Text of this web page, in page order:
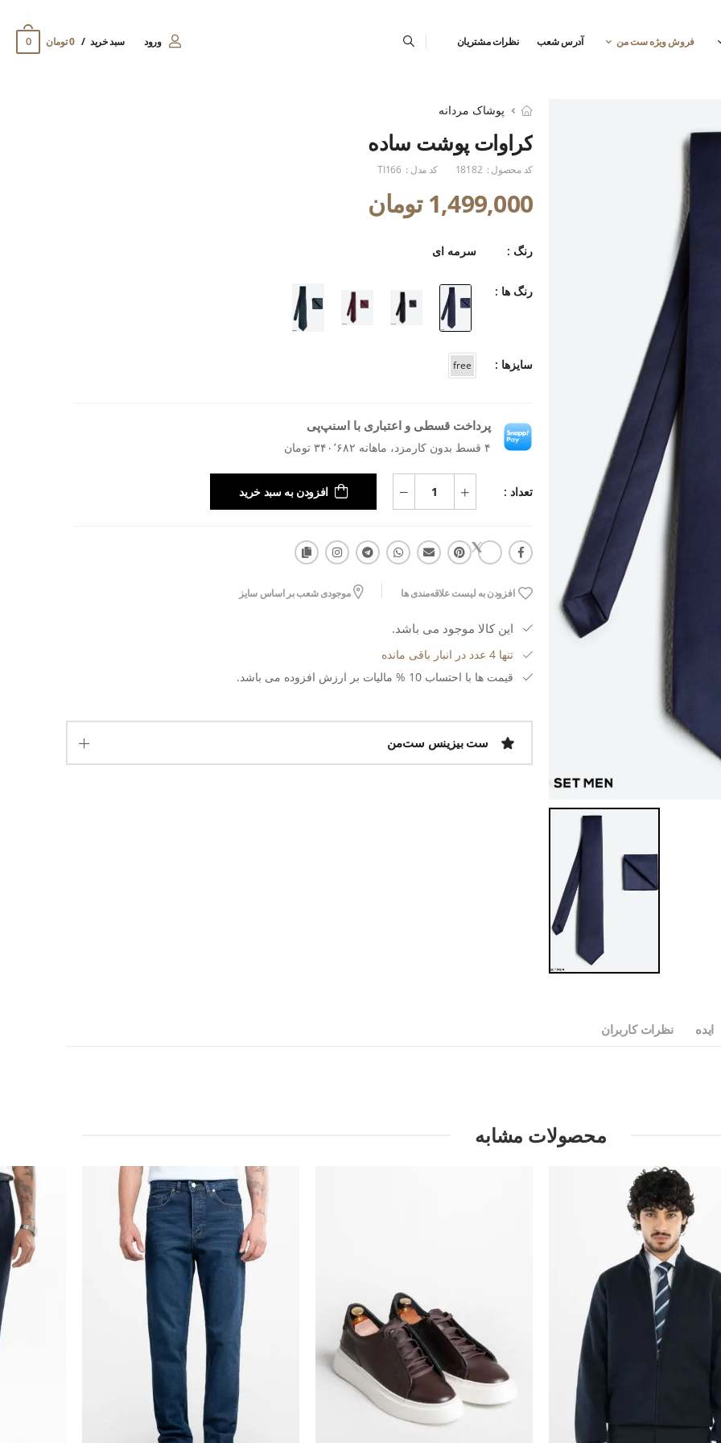
فروش ویژه ست من آدرس شعب نظرات مشتریان ورود سبد خرید 0 تومان 0
پوشاک مردانه
کراوات پوشت ساده
کد محصول : 18182 کد مدل : TI166
1,499,000 تومان
رنگ : سرمه ای
رنگ ها :
سایزها : free
پرداخت قسطی و اعتباری با اسنپ‌پی
۴ قسط بدون کارمزد، ماهانه ۳۴۰٬۶۸۲ تومان
تعداد : افزودن به سبد خرید
افزودن به لیست علاقه‌مندی ها موجودی شعب بر اساس سایز
این کالا موجود می باشد.
تنها 4 عدد در انبار باقی مانده
قیمت ها با احتساب 10 % مالیات بر ارزش افزوده می باشد.
ست بیزینس ست‌من
ایده نظرات کاربران
محصولات مشابه